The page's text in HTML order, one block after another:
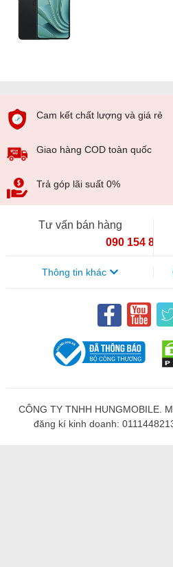
Cam kết chất lượng và giá rẻ
Giao hàng COD toàn quốc
Trả góp lãi suất 0%
Tư vấn bán hàng
090 154 8866
Thông tin khác
CÔNG TY TNHH HUNGMOBILE.
đăng kí kinh doanh: